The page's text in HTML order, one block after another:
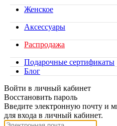
Женское
Аксессуары
Распродажа
Подарочные сертификаты
Блог
Войти в личный кабинет
Восстановить пароль
Введите электронную почту и
для входа в личный кабинет.